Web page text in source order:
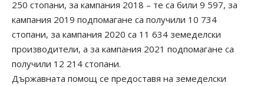
250 стопани, за кампания 2018 – те са били 9 597, за
кампания 2019 подпомагане са получили 10 734
стопани, за кампания 2020 са 11 634 земеделски
производители, а за кампания 2021 подпомагане са
получили 12 214 стопани.
Държавната помощ се предоставя на земеделски